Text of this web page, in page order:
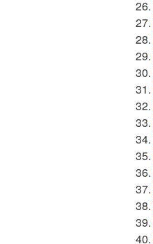
26.
27.
28.
29.
30.
31.
32.
33.
34.
35.
36.
37.
38.
39.
40.